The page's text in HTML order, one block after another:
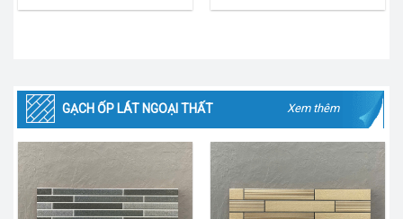
GẠCH ỐP LÁT NGOẠI THẤT Xem thêm